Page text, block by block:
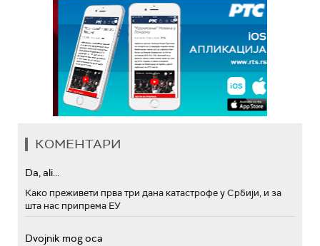
КОМЕНТАРИ
Da, ali...
Како преживети прва три дана катастрофе у Србији, и за
шта нас припрема ЕУ
Dvojnik mog oca